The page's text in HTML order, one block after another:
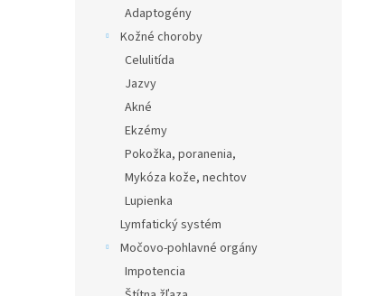
Adaptogény
Kožné choroby
Celulitída
Jazvy
Akné
Ekzémy
Pokožka, poranenia,
Mykóza kože, nechtov
Lupienka
Lymfatický systém
Močovo-pohlavné orgány
Impotencia